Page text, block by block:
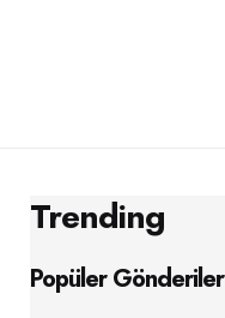
Trending
Popüler Gönderiler